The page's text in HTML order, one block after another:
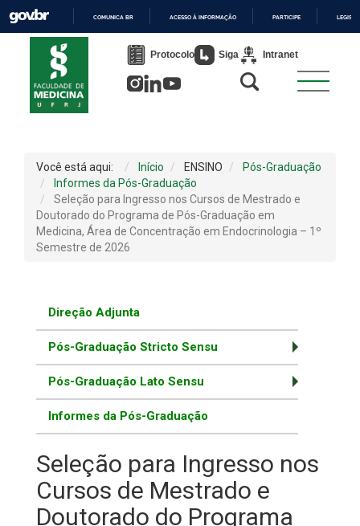
PARA
COMUNICA BR ACESSO À INFORMAÇÃO PARTICIPE
Protocolo Siga Intranet
Você está aqui: Início ENSINO
Pós-Graduação
Informes da Pós-Graduação
Seleção para Ingresso nos Cursos de Mestrado e
Doutorado do Programa de Pós-Graduação em
Medicina, Área de Concentração em Endocrinologia – 1º
Semestre de 2026
Direção Adjunta
Pós-Graduação Stricto Sensu
Pós-Graduação Lato Sensu
Informes da Pós-Graduação
Seleção para Ingresso nos
Cursos de Mestrado e
Doutorado do Programa